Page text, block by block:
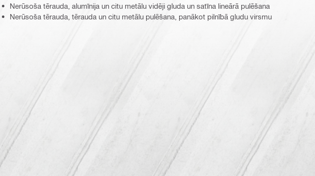
Nerūsoša tērauda, alumīnija un citu metālu vidēji gluda un satīna lineārā pulēšana
Nerūsoša tērauda, tērauda un citu metālu pulēšana, panākot pilnībā gludu virsmu